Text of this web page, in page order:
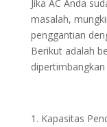
Jika AC Anda
masalah,
penggantian
Berikut adalah
Kapasitas